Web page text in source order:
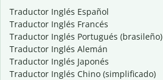
Traductor Inglés Español
Traductor Inglés Francés
Traductor Inglés Portugués (brasileño)
Traductor Inglés Alemán
Traductor Inglés Japonés
Traductor Inglés Chino (simplificado)